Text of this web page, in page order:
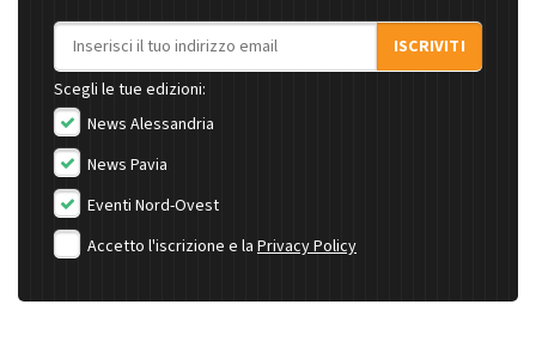
Indirizzo email
ISCRIVITI
Scegli le tue edizioni:
News Alessandria
News Pavia
Eventi Nord-Ovest
Accetto l'iscrizione e la Privacy Policy